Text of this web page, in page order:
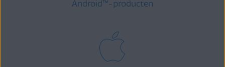
Android™-producten